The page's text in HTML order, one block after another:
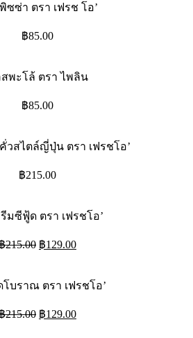
ซซ่า ตรา เฟรช โอ’
฿85.00
พะโล้ ตรา ไพลิน
฿85.00
วสไตล์ญี่ปุ่น ตรา เฟรชโอ’
฿215.00
มซีฟู้ด ตรา เฟรชโอ’
215.00 Original
price
฿215.00.
฿129.00Current
price
฿129.00.
บราณ ตรา เฟรชโอ’
215.00 Original
price
฿129.00Current
price